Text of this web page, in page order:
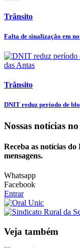
Trânsito
Falta de sinalização em
Trânsito
DNIT reduz período de
Nossas notícias
Receba as notícias
mensagens.
Whatsapp
Facebook
Entrar
Veja também